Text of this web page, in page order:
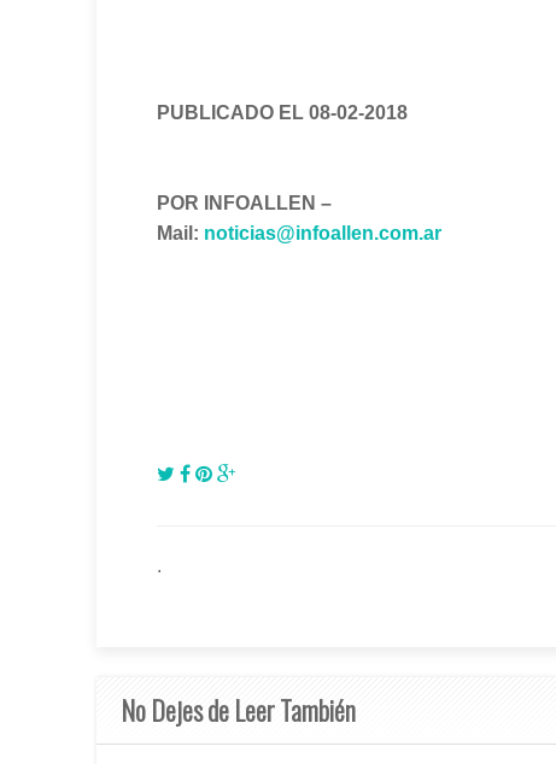
PUBLICADO EL 08-02-2018
POR INFOALLEN –
Mail: noticias@infoallen.com.ar
.
No Dejes de Leer También